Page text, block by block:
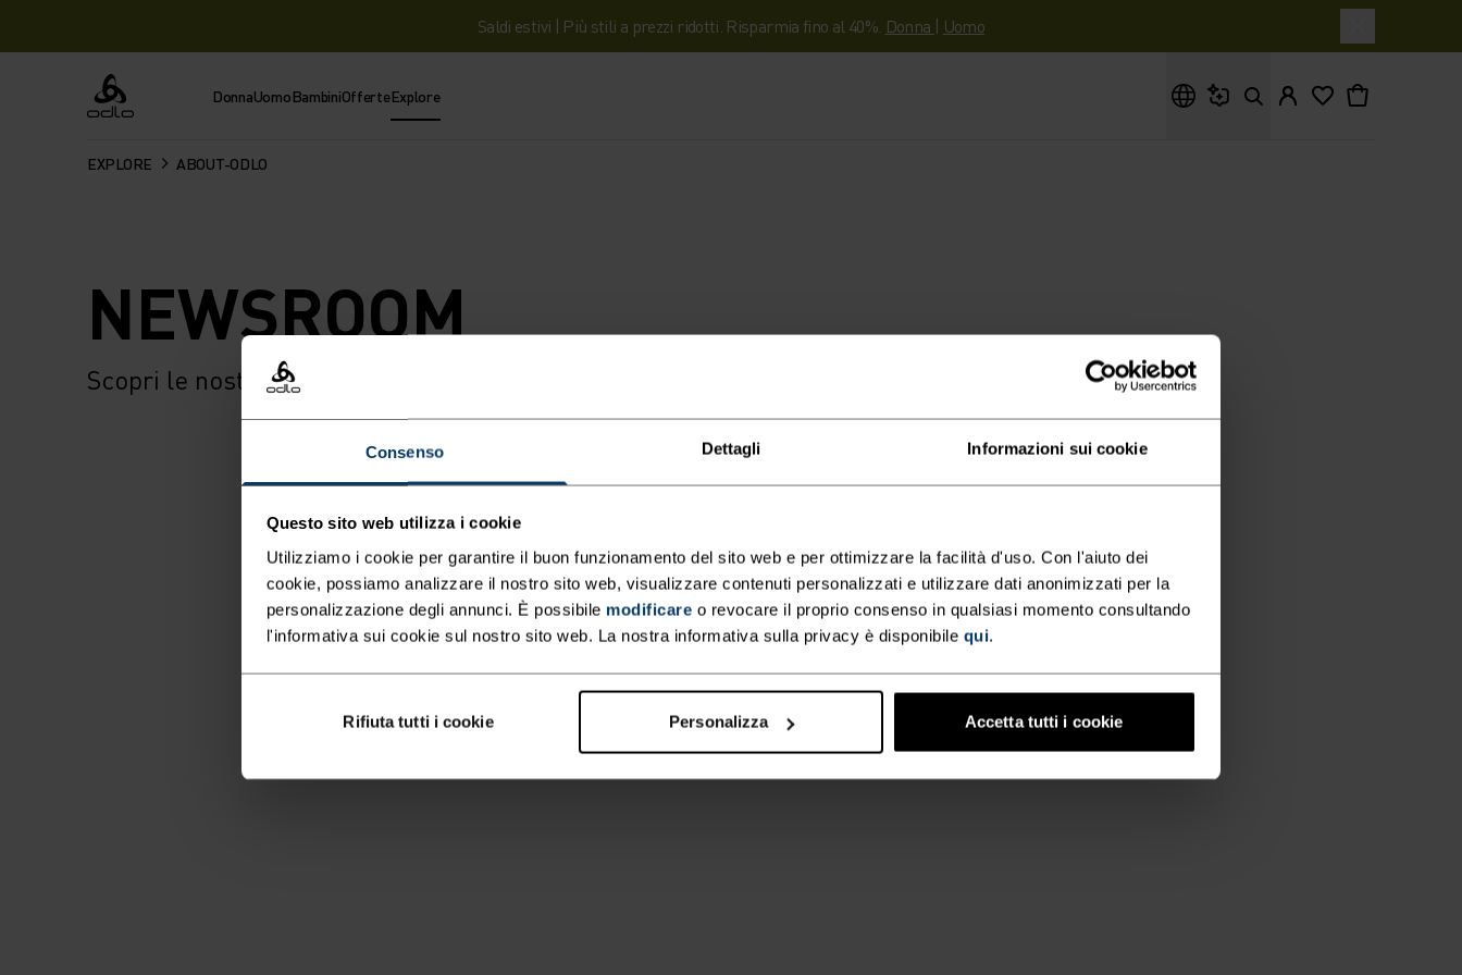
Consenso Dettagli Informazioni sui cookie
Questo sito web utilizza i cookie
Utilizziamo i cookie per garantire il buon funzionamento del sito web e per ottimizzare la facilità d'uso. Con l'aiuto dei
cookie, possiamo analizzare il nostro sito web, visualizzare contenuti personalizzati e utilizzare dati anonimizzati per la
personalizzazione degli annunci. È possibile modificare o revocare il proprio consenso in qualsiasi momento consultando
l'informativa sui cookie sul nostro sito web. La nostra informativa sulla privacy è disponibile qui.
Rifiuta tutti i cookie Personalizza Accetta tutti i cookie
Saldi estivi | Più stili a prezzi ridotti. Risparmia fino al 40%. Donna | Uomo
Odlo DonnaUomoBambiniOfferteExplore
EXPLORE ABOUT-ODLO
NEWSROOM
Scopri le nostre risorse stampa.